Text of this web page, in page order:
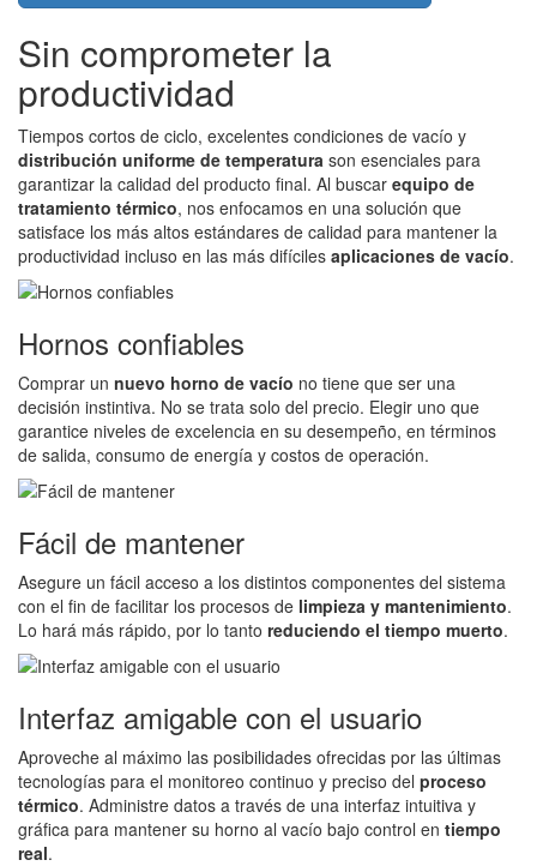
Sin comprometer la
productividad
Tiempos cortos de ciclo, excelentes condiciones de vacío y
distribución uniforme de temperatura son esenciales para
garantizar la calidad del producto final. Al buscar equipo de
tratamiento térmico, nos enfocamos en una solución que
satisface los más altos estándares de calidad para mantener la
productividad incluso en las más difíciles aplicaciones de vacío.
Hornos confiables
Comprar un nuevo horno de vacío no tiene que ser una
decisión instintiva. No se trata solo del precio. Elegir uno que
garantice niveles de excelencia en su desempeño, en términos
de salida, consumo de energía y costos de operación.
Fácil de mantener
Asegure un fácil acceso a los distintos componentes del sistema
con el fin de facilitar los procesos de limpieza y mantenimiento.
Lo hará más rápido, por lo tanto reduciendo el tiempo muerto.
Interfaz amigable con el usuario
Aproveche al máximo las posibilidades ofrecidas por las últimas
tecnologías para el monitoreo continuo y preciso del proceso
térmico. Administre datos a través de una interfaz intuitiva y
gráfica para mantener su horno al vacío bajo control en tiempo
real.